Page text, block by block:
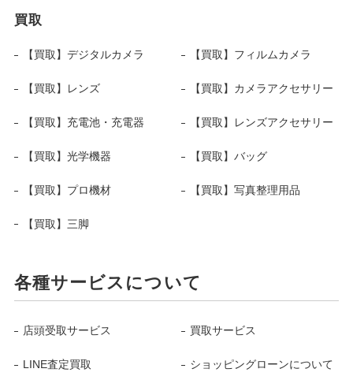
買取
【買取】デジタルカメラ 【買取】フィルムカメラ
【買取】レンズ 【買取】カメラアクセサリー
【買取】充電池・充電器 【買取】レンズアクセサリー
【買取】光学機器 【買取】バッグ
【買取】プロ機材 【買取】写真整理用品
【買取】三脚
各種サービスについて
店頭受取サービス 買取サービス
LINE査定買取 ショッピングローンについて